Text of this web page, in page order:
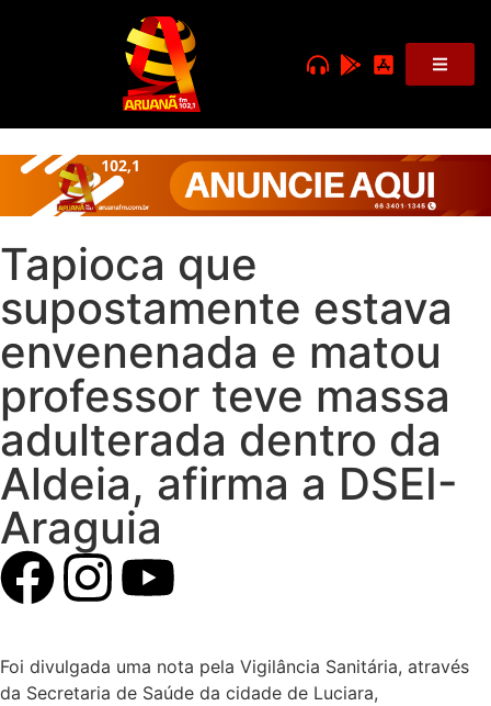
Tapioca que
supostamente estava
envenenada e matou
professor teve massa
adulterada dentro da
Aldeia, afirma a DSEI-
Araguia
Foi divulgada uma nota pela Vigilância Sanitária, através
da Secretaria de Saúde da cidade de Luciara,